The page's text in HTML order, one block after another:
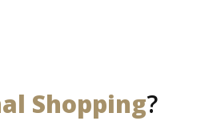
Shopping?